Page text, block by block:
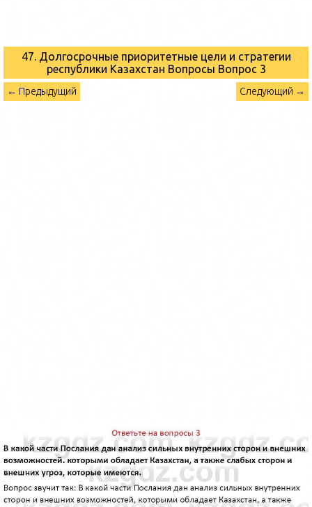
47. Долгосрочные приоритетные цели и стратегии
республики Казахстан Вопросы Вопрос 3
← Предыдущий Следующий →